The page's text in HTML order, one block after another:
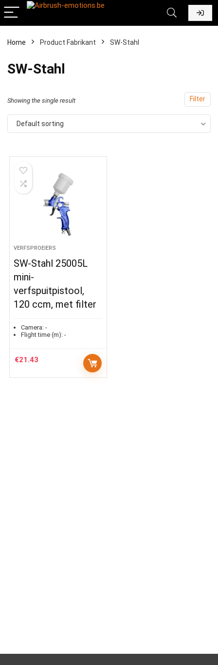
Home Product Fabrikant ‎SW-Stahl
‎SW-Stahl
Filter
Showing the single result
Default sorting
VERFSPROEIERS
SW-Stahl 25005L
mini-
verfspuitpistool,
120 ccm, met filter
Camera: -
Flight time (m): -
€21.43